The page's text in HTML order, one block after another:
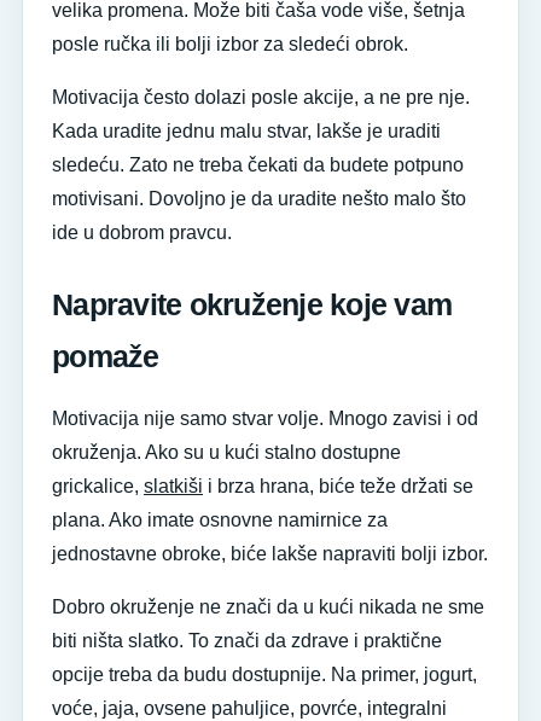
velika promena. Može biti čaša vode više, šetnja
posle ručka ili bolji izbor za sledeći obrok.
Motivacija često dolazi posle akcije, a ne pre nje.
Kada uradite jednu malu stvar, lakše je uraditi
sledeću. Zato ne treba čekati da budete potpuno
motivisani. Dovoljno je da uradite nešto malo što
ide u dobrom pravcu.
Napravite okruženje koje vam
pomaže
Motivacija nije samo stvar volje. Mnogo zavisi i od
okruženja. Ako su u kući stalno dostupne
grickalice, slatkiši i brza hrana, biće teže držati se
plana. Ako imate osnovne namirnice za
jednostavne obroke, biće lakše napraviti bolji izbor.
Dobro okruženje ne znači da u kući nikada ne sme
biti ništa slatko. To znači da zdrave i praktične
opcije treba da budu dostupnije. Na primer, jogurt,
voće, jaja, ovsene pahuljice, povrće, integralni